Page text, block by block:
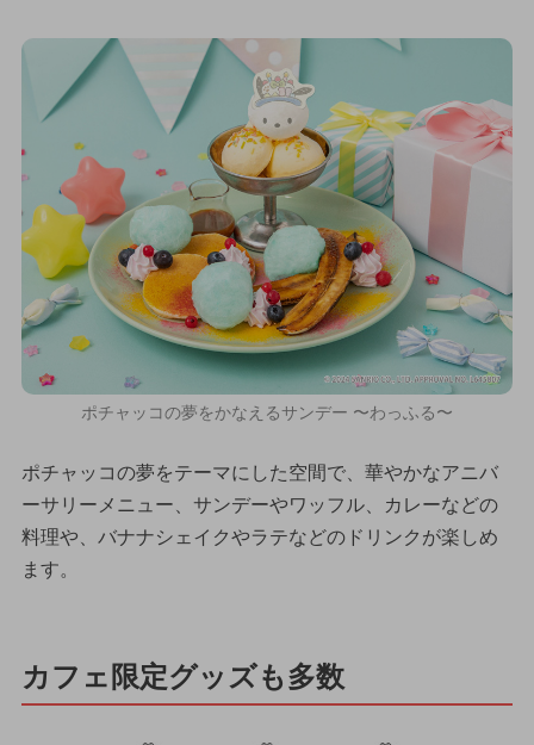
ポチャッコの夢をかなえるサンデー 〜わっふる〜
ポチャッコの夢をテーマにした空間で、華やかなアニバ
ーサリーメニュー、サンデーやワッフル、カレーなどの
料理や、バナナシェイクやラテなどのドリンクが楽しめ
ます。
カフェ限定グッズも多数